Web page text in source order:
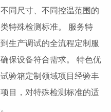
同尺寸、不同控温范围的
特殊检测标准。 服务特
生产调试的全流程定制服
保设备符合需求。 特色优
验箱定制领域项目经验丰
目，对特殊检测标准的适